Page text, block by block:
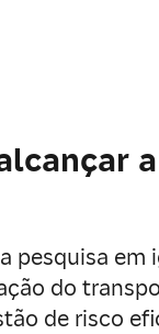
pesquisa em
do
de risco